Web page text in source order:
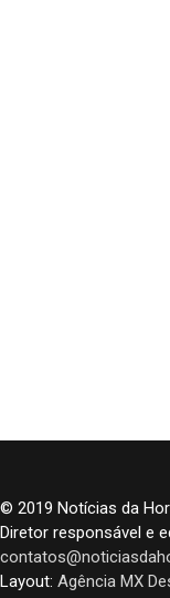
© 2019 Notícias da
Diretor responsável e
Layout: Agência MX